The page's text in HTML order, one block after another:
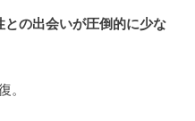
の出会いが圧倒的に少な
。